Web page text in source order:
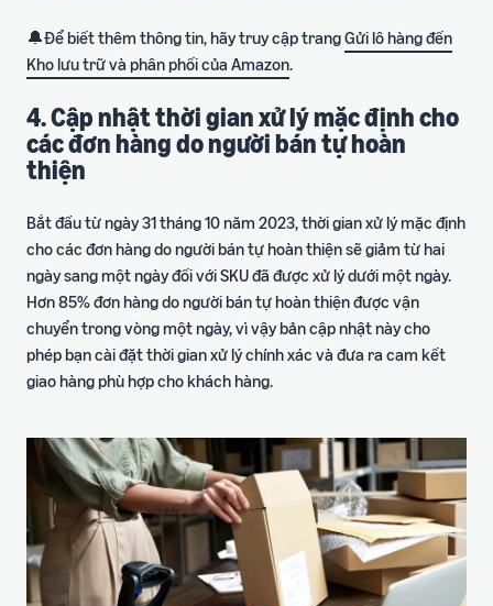
🔔Để biết thêm thông tin, hãy truy cập trangGửi lô hàng đến
Kho lưu trữ và phân phối của Amazon.
4. Cập nhật thời gian xử lý mặc định cho
các đơn hàng do người bán tự hoàn
thiện
Bắt đầu từ ngày 31 tháng 10 năm 2023, thời gian xử lý mặc định
cho các đơn hàng do người bán tự hoàn thiện sẽ giảm từ hai
ngày sang một ngày đối với SKU đã được xử lý dưới một ngày.
Hơn 85% đơn hàng do người bán tự hoàn thiện được vận
chuyển trong vòng một ngày, vì vậy bản cập nhật này cho
phép bạn cài đặt thời gian xử lý chính xác và đưa ra cam kết
giao hàng phù hợp cho khách hàng.